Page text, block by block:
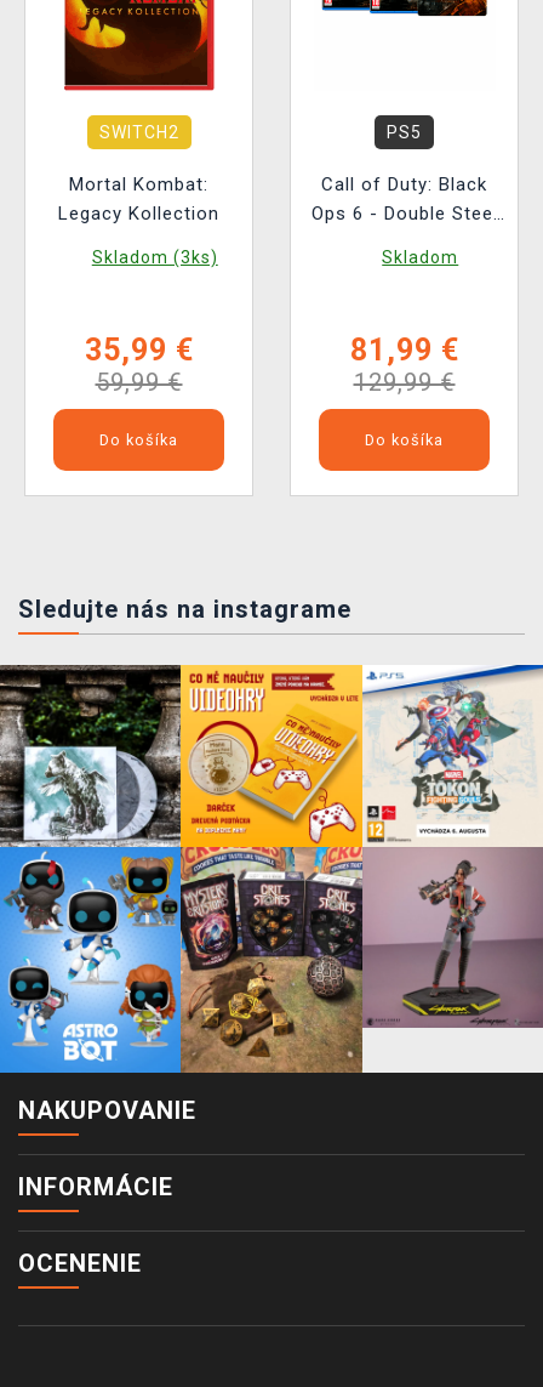
SWITCH2
Mortal Kombat:
Legacy Kollection
Skladom (3ks)
35,99 €
59,99 €
Do košíka
PS5
Call of Duty: Black
Ops 6 - Double Steel
Skladom
81,99 €
129,99 €
Do košíka
Sledujte nás na instagrame
NAKUPOVANIE
INFORMÁCIE
OCENENIE